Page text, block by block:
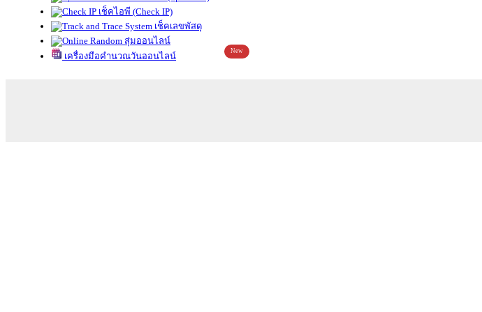
เช็คไอพี (Check IP)
เช็คเลขพัสดุ
สุ่มออนไลน์
เครื่องมือคำนวณวันออนไลน์
New